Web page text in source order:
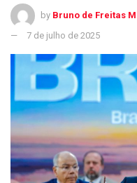
by Bruno de Freitas
7 de julho de 2025